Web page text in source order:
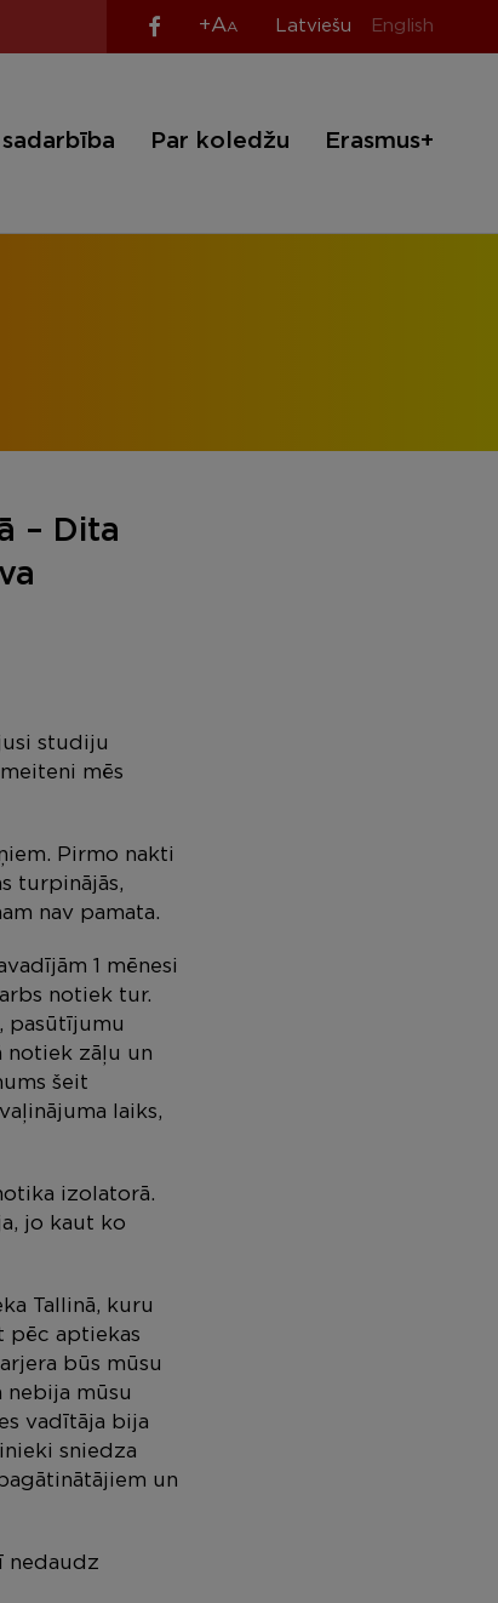
+AA Latviešu English
Par koledžu Erasmus+
– Dita
studiju
mēs
Pirmo nakti
turpinājās,
nav pamata.
1 mēnesi
notiek tur.
pasūtījumu
notiek zāļu un
šeit
laiks,
izolatorā.
jo kaut ko
Tallinā, kuru
pēc aptiekas
būs mūsu
nebija mūsu
vadītāja bija
sniedza
un
nedaudz